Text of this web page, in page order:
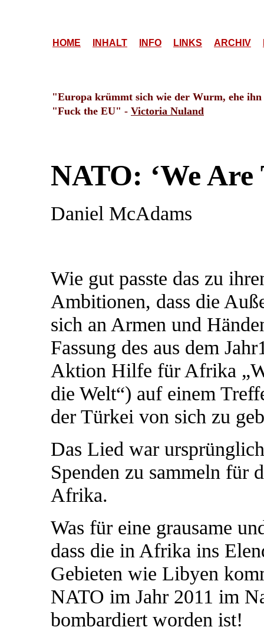
HOME INHALT INFO LINKS ARCHIV
"Europa krümmt sich wie der Wurm, ehe
"Fuck the EU" - Victoria Nuland
NATO: ‘We Are
Daniel McAdams
Wie gut passte das zu
Ambitionen, dass die
sich an Armen und
Fassung des aus dem
Aktion Hilfe für Afrika
die Welt“) auf einem
der Türkei von sich zu
Das Lied war
Spenden zu sammeln für
Afrika.
Was für eine grausame
dass die in Afrika ins
Gebieten wie Libyen
NATO im Jahr 2011 im
bombardiert worden ist!